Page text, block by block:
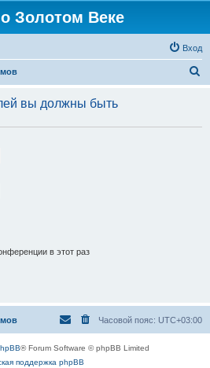
Золотом Веке
Вход
с
вы должны быть
в этот раз
Часовой пояс: UTC+03:00
® Forum Software © phpBB Limited
поддержка phpBB